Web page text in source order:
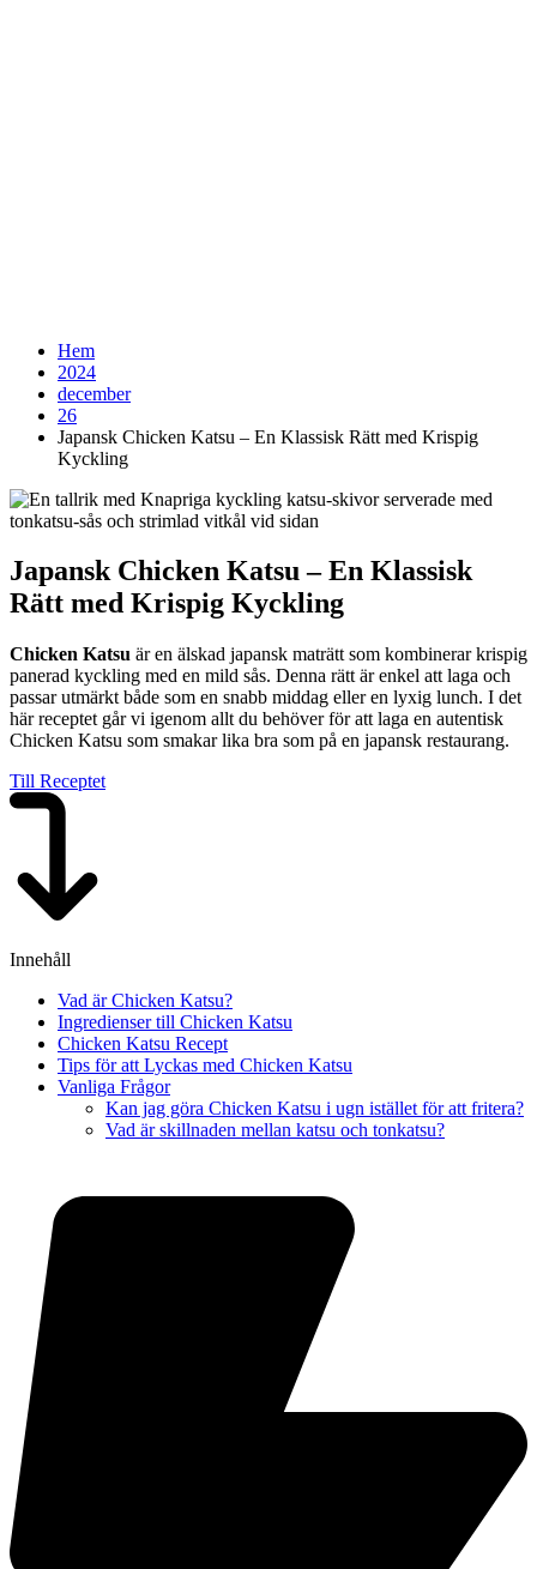
Hem
2024
december
26
Japansk Chicken Katsu – En Klassisk Rätt med Krispig
Kyckling
Japansk Chicken Katsu – En Klassisk
Rätt med Krispig Kyckling
Chicken Katsu är en älskad japansk maträtt som kombinerar krispig
panerad kyckling med en mild sås. Denna rätt är enkel att laga och
passar utmärkt både som en snabb middag eller en lyxig lunch. I det
här receptet går vi igenom allt du behöver för att laga en autentisk
Chicken Katsu som smakar lika bra som på en japansk restaurang.
Till Receptet
Innehåll
Vad är Chicken Katsu?
Ingredienser till Chicken Katsu
Chicken Katsu Recept
Tips för att Lyckas med Chicken Katsu
Vanliga Frågor
Kan jag göra Chicken Katsu i ugn istället för att fritera?
Vad är skillnaden mellan katsu och tonkatsu?